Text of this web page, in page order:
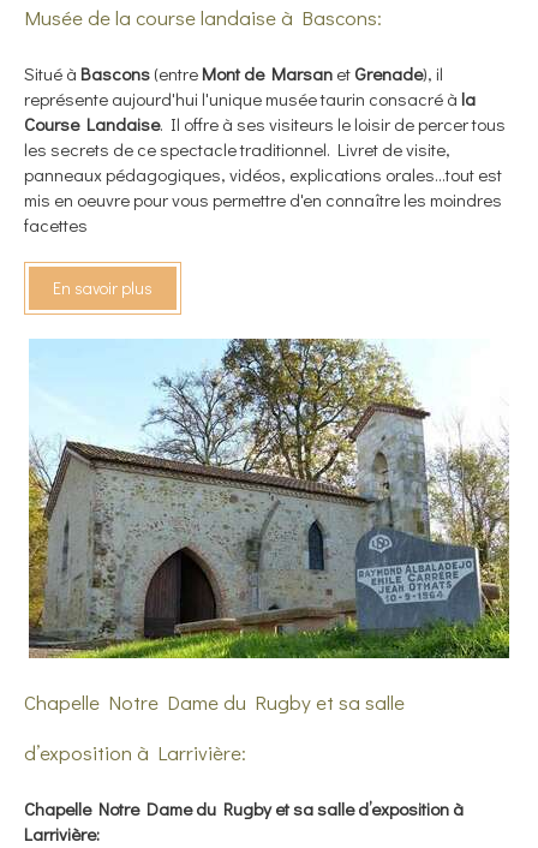
Musée de la course landaise à Bascons:
Situé à Bascons (entre Mont de Marsan et Grenade), il
représente aujourd'hui l'unique musée taurin consacré à la
Course Landaise. Il offre à ses visiteurs le loisir de percer tous
les secrets de ce spectacle traditionnel. Livret de visite,
panneaux pédagogiques, vidéos, explications orales...tout est
mis en oeuvre pour vous permettre d'en connaître les moindres
facettes
En savoir plus
Chapelle Notre Dame du Rugby et sa salle
d’exposition à Larrivière:
Chapelle Notre Dame du Rugby et sa salle d’exposition à
Larrivière: